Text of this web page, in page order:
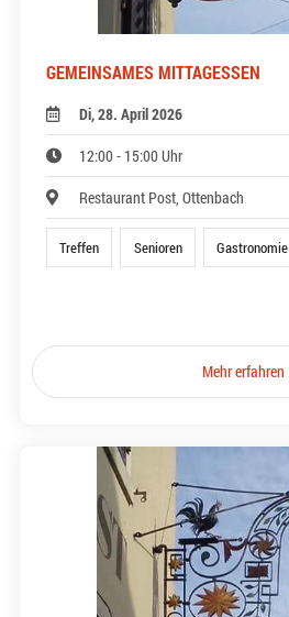
GEMEINSAMES MITTAGESSEN
Di, 28. April 2026
12:00 - 15:00 Uhr
Restaurant Post, Ottenbach
Treffen Senioren Gastronomie
Mehr erfahren